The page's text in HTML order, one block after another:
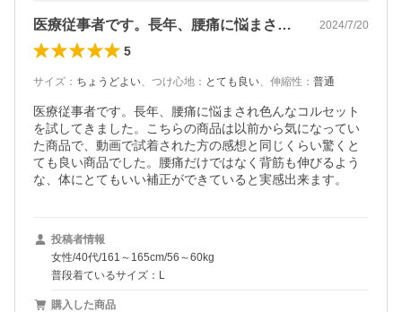
医療従事者です。長年、腰痛に悩まされ色… 2024/7/20
5
サイズ ： ちょうどよい、 つけ心地 ： とても良い、 伸縮性 ： 普通
医療従事者です。長年、腰痛に悩まされ色んなコルセット
を試してきました。こちらの商品は以前から気になってい
た商品で、動画で試着された方の感想と同じくらい驚くと
ても良い商品でした。腰痛だけではなく背筋も伸びるよう
な、体にとてもいい補正ができていると実感出来ます。
投稿者情報
女性/40代/161～165cm/56～60kg
普段着ているサイズ：L
購入した商品